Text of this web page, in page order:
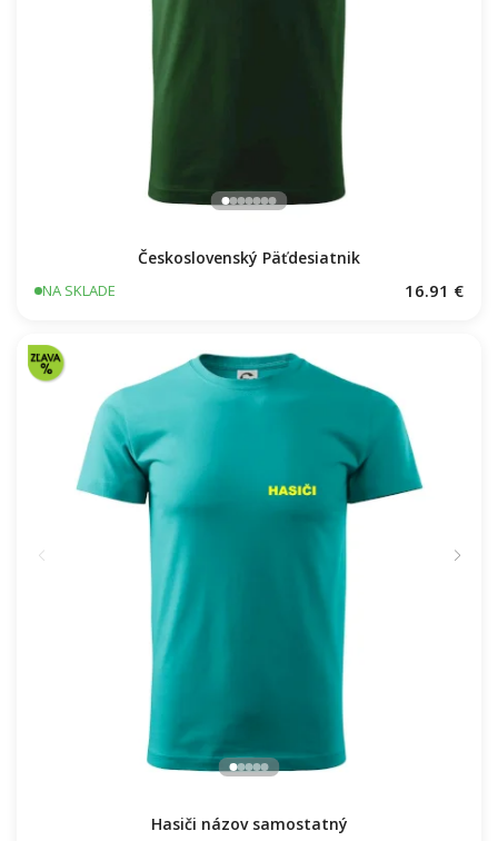
Československý Päťdesiatnik
NA SKLADE 16.91 €
Hasiči názov samostatný